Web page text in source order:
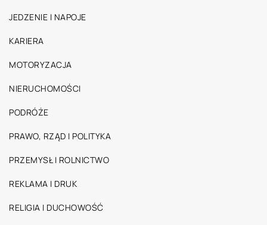
JEDZENIE I NAPOJE
KARIERA
MOTORYZACJA
NIERUCHOMOŚCI
PODRÓŻE
PRAWO, RZĄD I POLITYKA
PRZEMYSŁ I ROLNICTWO
REKLAMA I DRUK
RELIGIA I DUCHOWOŚĆ